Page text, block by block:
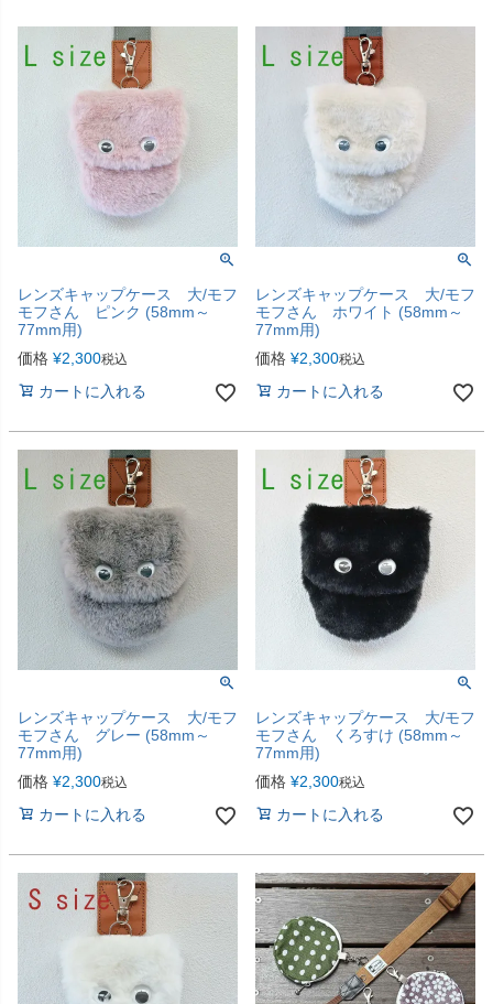
レンズキャップケース 大/モフ
モフさん ピンク (58mm～
77mm用)
価格 ¥2,300税込
カートに入れる
レンズキャップケース 大/モフ
モフさん ホワイト (58mm～
77mm用)
価格 ¥2,300税込
カートに入れる
レンズキャップケース 大/モフ
モフさん グレー (58mm～
77mm用)
価格 ¥2,300税込
カートに入れる
レンズキャップケース 大/モフ
モフさん くろすけ (58mm～
77mm用)
価格 ¥2,300税込
カートに入れる